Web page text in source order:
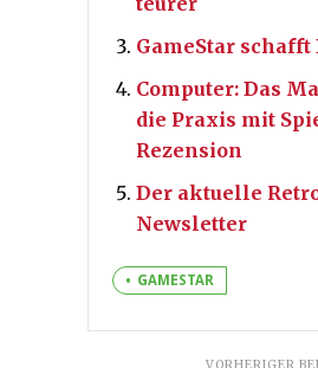
GameStar schafft
Computer: Das
die Praxis mit
Rezension
Der aktuelle
Newsletter
GAMESTAR